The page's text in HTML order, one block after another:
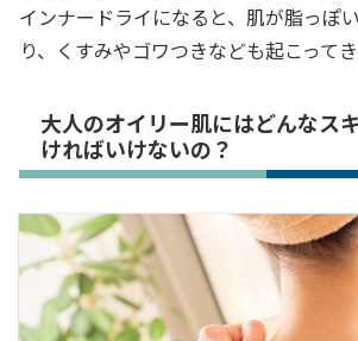
インナードライになると、肌が脂っぽ
り、くすみやゴワつきなども起こってき
大人のオイリー肌にはどんなス
ければいけないの？